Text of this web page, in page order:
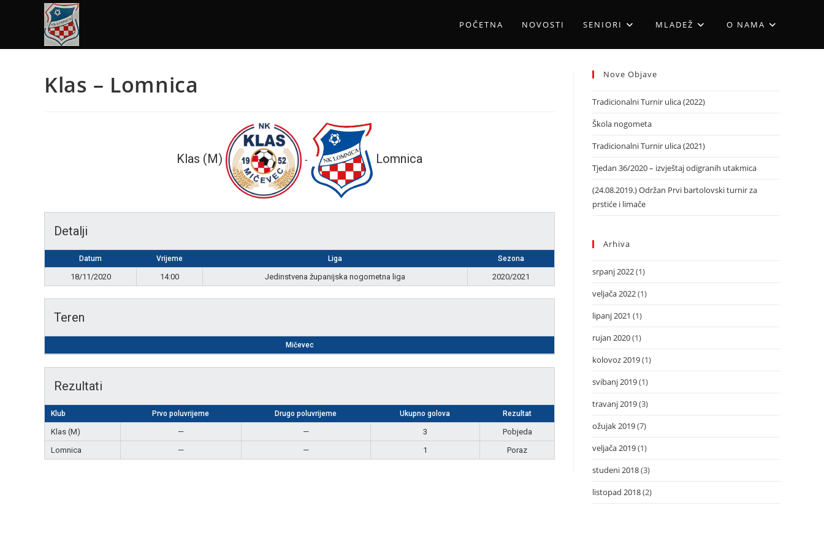
POČETNA NOVOSTI SENIORI MLADEŽ O NAMA
Klas – Lomnica
Klas (M) - Lomnica
Detalji
Datum Vrijeme Liga Sezona
18/11/2020 14:00 Jedinstvena županijska nogometna liga 2020/2021
Teren
Mičevec
Rezultati
Klub Prvo poluvrijeme Drugo poluvrijeme Ukupno golova Rezultat
Klas (M) — — 3
Pobjeda
Lomnica
— — 1 Poraz
Nove Objave
Tradicionalni Turnir ulica (2022)
Škola nogometa
Tradicionalni Turnir ulica (2021)
Tjedan 36/2020 – izvještaj odigranih utakmica
(24.08.2019.) Održan Prvi bartolovski turnir za
prstiće i limače
Arhiva
srpanj 2022(1)
veljača 2022(1)
lipanj 2021 (1)
rujan 2020(1)
kolovoz 2019(1)
svibanj 2019(1)
travanj 2019(3)
ožujak 2019(7)
veljača 2019(1)
studeni 2018(3)
listopad 2018(2)